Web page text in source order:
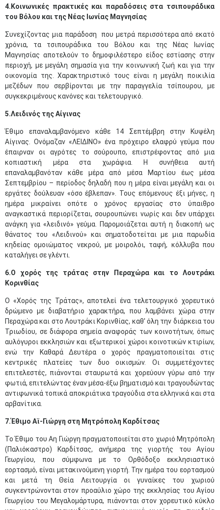
4.Κοινωνικές πρακτικές και παραδόσεις στα τσιπουράδικα
του Βόλου και της Νέας Ιωνίας Μαγνησίας
Συνεχίζοντας μια παράδοση που μετρά περισσότερα από εκατό
χρόνια, τα τσιπουράδικα του Βόλου και της Νέας Ιωνίας
Μαγνησίας αποτελούν το δημοφιλέστερο είδος εστίασης στην
περιοχή, με μεγάλη σημασία για την κοινωνική ζωή και για την
οικονομία της. Χαρακτηριστικό τους είναι η μεγάλη ποικιλία
μεζέδων που σερβίρονται με την παραγγελία τσίπουρου, με
συγκεκριμένους κανόνες και τελετουργικό.
5.Λειδινός της Αίγινας
Έθιμο
επαναλαμβανόμενο κάθε 14 Σεπτέμβρη στην Κυψέλη
Αίγινας. Ονόμαζαν «ΛΕΙΔΙΝΟ» ένα πρόχειρο ελαφρύ γεύμα που
έπαιρναν οι αγρότες το σούρουπο, επιστρέφοντας από μια
κοπιαστική μέρα στα χωράφια. Η συνήθεια αυτή
επαναλαμβανόταν κάθε μέρα από μέσα Μαρτίου έως μέσα
Σεπτεμβρίου – περίοδος δηλαδή που η μέρα είναι μεγάλη και οι
εργάτες δούλευαν «όσο έβλεπαν». Τους επόμενους έξι μήνες, η
ημέρα μικραίνει οπότε ο χρόνος εργασίας στο ύπαιθρο
αναγκαστικά περιορίζεται, σουρουπώνει νωρίς και δεν υπάρχει
ανάγκη για «λειδινό» γεύμα. Παρομοιάζεται αυτή η διακοπή ως
θάνατος του «Λειδινού» και σηματοδοτείται με μια παρωδία
κηδείας ομοιώματος νεκρού, με μοιρολόι, ταφή, κόλλυβα που
καταλήγει σε γλέντι.
6.Ο χορός της τράτας στην Περαχώρα και το Λουτράκι
Κορινθίας
Ο «Χορός της Τράτας», αποτελεί ένα τελετουργικό χορευτικό
δρώμενο με διαβατήριο χαρακτήρα, που λαμβάνει χώρα στην
Περαχώρα και στο Λουτράκι Κορινθίας, καθ' όλη την διάρκεια του
Τριωδίου, σε διάφορα σημεία αναφοράς των κοινοτήτων, όπως
αυλόγυροι εκκλησιών και εξωτερικοί χώροι κοινοτικών κτιρίων,
ενώ την Καθαρά Δευτέρα ο χορός πραγματοποιείται στις
κεντρικές πλατείες των δυο οικισμών. Οι συμμετέχοντες
επιτελεστές, πιάνονται σταυρωτά και χορεύουν γύρω από την
φωτιά, επιτελώντας έναν μέσα-έξω βηματισμό και τραγουδώντας
αντιφωνικά τοπικά αποκριάτικα τραγούδια στα ελληνικά και στα
αρβανίτικα.
7.Έθιμο Αϊ-Γιώργη στη Μητρόπολη Καρδίτσας
Το Έθιμο του Αη Γιώργη πραγματοποιείται στο χωριό Μητρόπολη
(Παλιόκαστρο) Καρδίτσας, ανήμερα της γιορτής του Αγίου
Γεωργίου, που σύμφωνα με το Ορθόδοξο εκκλησιαστικό
εορτασμό, είναι μετακινούμενη γιορτή. Την ημέρα του εορτασμού
και μετά τη Θεία Λειτουργία οι γυναίκες του χωριού
συγκεντρώνονται στον προαύλιο χώρο της εκκλησίας του Αγίου
Γεωργίου του Μεγαλομάρτυρα, πιάνονται στον χορευτικό κύκλο